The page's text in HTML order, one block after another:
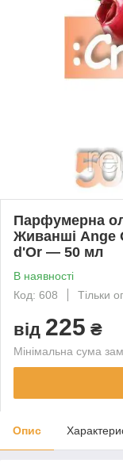
Парфумерна
Живанші Ange
d'Or — 50 мл
В наявності
Код: 608
Тільки
від 225 ₴
Мінімальна сума
Опис